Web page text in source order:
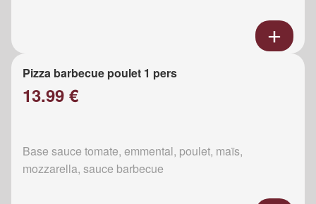
Pizza barbecue poulet 1 pers
13.99 €
Base sauce tomate, emmental, poulet, maïs,
mozzarella, sauce barbecue